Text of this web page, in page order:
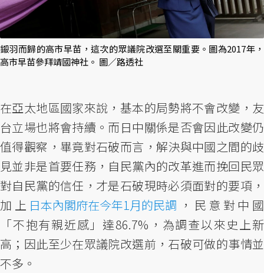
鎩羽而歸的高市早苗，這次的眾議院改選至關重要。圖為2017年，
高市早苗參拜靖國神社。 圖／路透社
在亞太地區國家來說，基本的局勢將不會改變，友
台立場也將會持續。而日中關係是否會因此改變仍
值得觀察，畢竟對石破而言，解決與中國之間的歧
見並非是首要任務，自民黨內的改革進而挽回民眾
對自民黨的信任，才是石破現時必須面對的要項，
加上 日本內閣府在今年1月的民調 ，民意對中國
「不抱有親近感」達86.7%，為調查以來史上新
高；因此至少在眾議院改選前，石破可做的事情並
不多。